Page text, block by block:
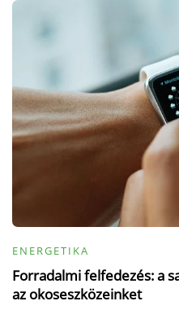
ENERGETIKA
Forradalmi felfedezés: a
az okoseszközeinket